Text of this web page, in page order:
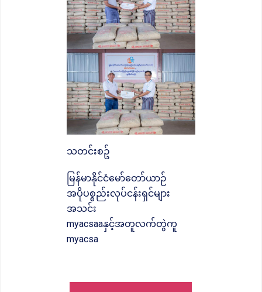
သတင်းစဥ်
မြန်မာနိုင်ငံမော်တော်ယာဉ်
အပိုပစ္စည်းလုပ်ငန်းရှင်များ
အသင်း
myacsaaနှင့်အတူလက်တွဲကူ
myacsa